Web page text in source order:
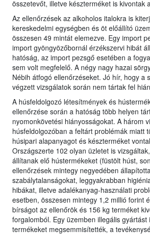
összetevőt, illetve készterméket is kivontak
Az ellenőrzések az alkoholos italokra is
kereskedelmi egységben és öt előállító
összesen 49 mintát elemezve. Egy import
import gyöngyözőbornál érzékszervi hibát
hatóság, az import pezsgő esetében a
sem volt megfelelő. A négy nagy hazai
Nébih átfogó ellenőrzéseket. Jó hír, hogy a
végzett vizsgálatok során nem tártak fel
A húsfeldolgozó létesítmények és
ellenőrzése során a hatóság több helyen
nyomonkövetési hiányosságokat. A három
húsfeldolgozóban a feltárt problémák miatt
húsipari alapanyagot és készterméket
Országszerte 102 olyan üzletet is
állítanak elő hústermékeket (füstölt húst,
ellenőrzések mintegy negyedében
szabálytalanságokat, leggyakrabban
hibákat, illetve adalékanyag-használati
esetben, összesen mintegy 1,2 millió forint
bírságot az ellenőrök és 156 kg terméket
forgalomból. Egy üzemben illegális gyártást
termékeket megsemmisítették, a